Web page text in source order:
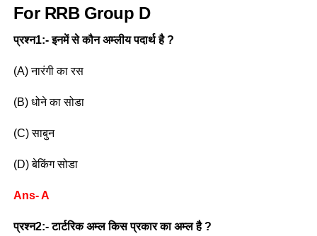
For RRB Group D
प्रश्न1:- इनमें से कौन अम्लीय पदार्थ है ?
(A) नारंगी का रस
(B) धोने का सोडा
(C) साबुन
(D) बेकिंग सोडा
Ans- A
प्रश्न2:- टार्टरिक अम्ल किस प्रकार का अम्ल है ?